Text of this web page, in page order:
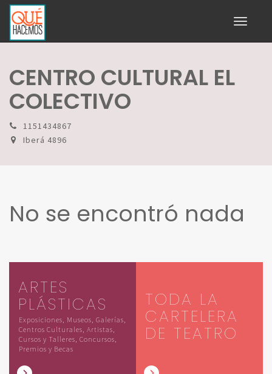
Toggle
CENTRO CULTURAL EL
COLECTIVO
1151434867
Iberá 4896
No se encontró nada
ARTES
PLÁSTICAS
Exposiciones, Museos, Galerías,
Centros Culturales, Artistas,
Cursos y Talleres, Concursos,
Premios y Becas
TODA LA
CARTELERA
DE TEATRO